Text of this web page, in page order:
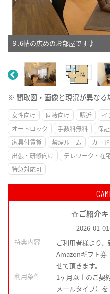
９.6帖の広めのお部屋です♪
※ 間取図・画像と現況が異なる
女性向け 同棲向け 駅近 イ
オートロック
手数料無料 保
家具付賃貸
禁煙ルーム カー
出張・研修向け
テレワーク・在
特急対応可
☆ご紹介
2026-01-01
特典内容
ご利用者様より
Amazonギフト券
せて頂きます。
利用条件
1ヶ月以上のご契
メールタイプ）